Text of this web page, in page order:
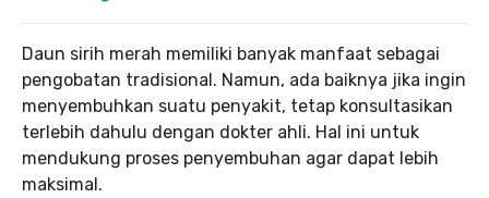
Daun sirih merah memiliki banyak manfaat sebagai
pengobatan tradisional. Namun, ada baiknya jika ingin
menyembuhkan suatu penyakit, tetap konsultasikan
terlebih dahulu dengan dokter ahli. Hal ini untuk
mendukung proses penyembuhan agar dapat lebih
maksimal.